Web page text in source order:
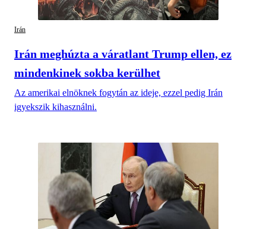
Irán
Irán meghúzta a váratlant Trump ellen, ez
mindenkinek sokba kerülhet
Az amerikai elnöknek fogytán az ideje, ezzel pedig Irán
igyekszik kihasználni.